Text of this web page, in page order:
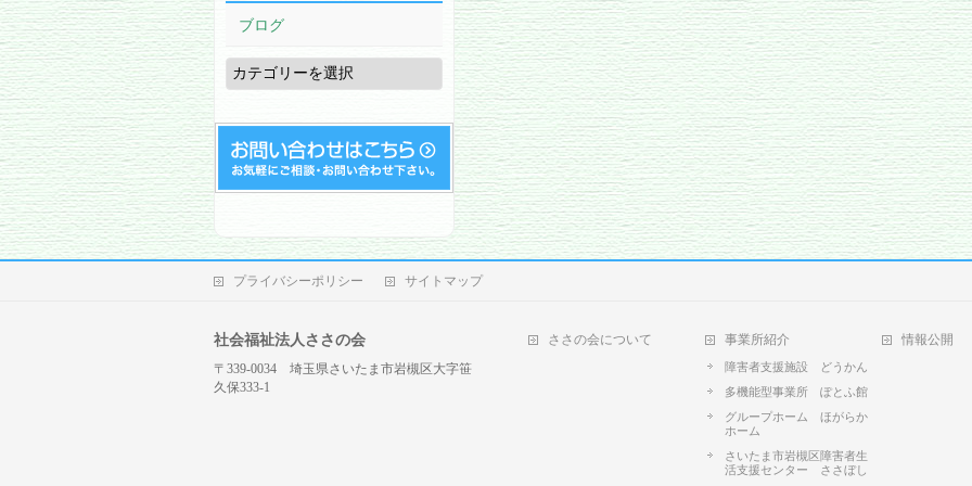
ブログ
ブ
ロ
グ
プライバシーポリシー サイトマップ
社会福祉法人ささの会
〒339-0034 埼玉県さいたま市岩槻区大字笹
久保333-1
ささの会について 事業所紹介
障害者支援施設 どうかん
多機能型事業所 ぽとふ館
グループホーム ほがらか
ホーム
さいたま市岩槻区障害者生
活支援センター ささぼし
情報公開